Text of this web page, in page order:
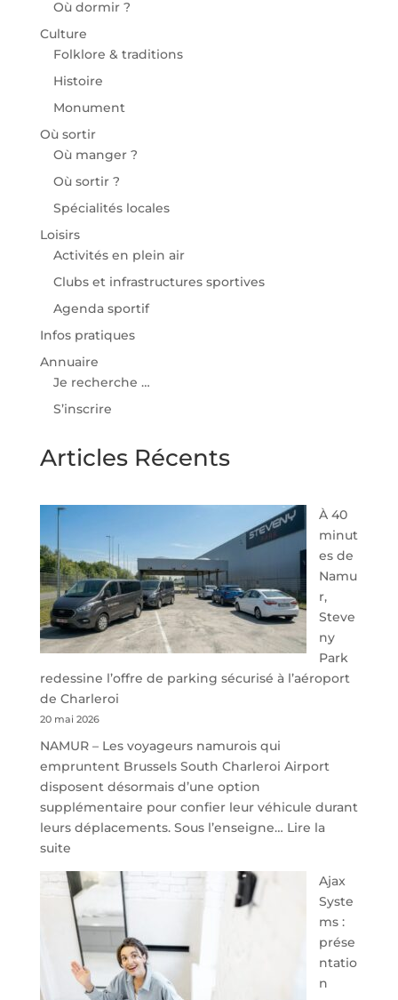
Où dormir ?
Culture
Folklore & traditions
Histoire
Monument
Où sortir
Où manger ?
Où sortir ?
Spécialités locales
Loisirs
Activités en plein air
Clubs et infrastructures sportives
Agenda sportif
Infos pratiques
Annuaire
Je recherche …
S’inscrire
Articles Récents
À 40
minut
es de
Namu
r,
Steve
ny
Park
redessine l’offre de parking sécurisé à l’aéroport
de Charleroi
20 mai 2026
NAMUR – Les voyageurs namurois qui
empruntent Brussels South Charleroi Airport
disposent désormais d’une option
supplémentaire pour confier leur véhicule durant
leurs déplacements. Sous l’enseigne… Lire la
suite:
À
40
minutes
de
Namur,
Steveny
Park
Ajax
Syste
ms :
prése
ntatio
n